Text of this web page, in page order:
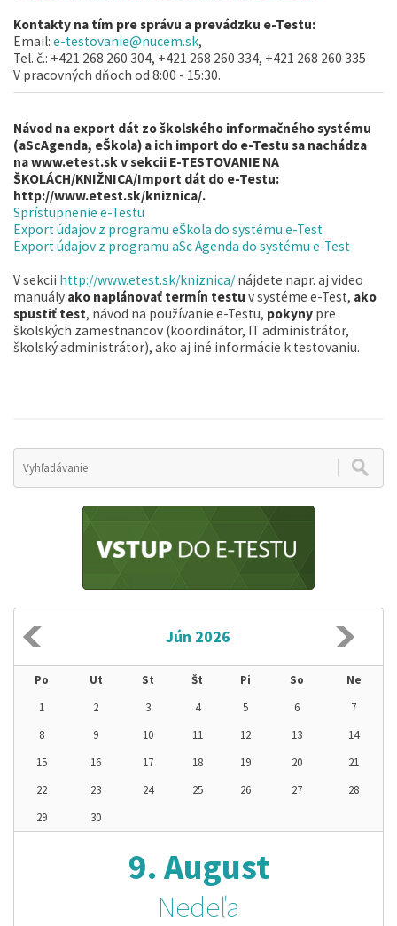
Kontakty na tím pre správu a prevádzku e-Testu:
Email: e-testovanie@nucem.sk,
Tel. č.: +421 268 260 304, +421 268 260 334, +421 268 260 335
V pracovných dňoch od 8:00 - 15:30.
Návod na export dát zo školského informačného systému
(aScAgenda, eŠkola) a ich import do e-Testu sa nachádza
nawww.etest.sk v sekcii E-TESTOVANIE NA
ŠKOLÁCH/KNIŽNICA/Import dát do e-Testu:
http://www.etest.sk/kniznica/.
Sprístupnenie e-Testu
Export údajov z programu eŠkola do systému e-Test
Export údajov z programu aSc Agenda do systému e-Test
V sekcii http://www.etest.sk/kniznica/ nájdete napr. aj video
manuály ako naplánovať termín testu v systéme e-Test, ako
spustiť test, návod na používanie e-Testu, pokyny pre
školských zamestnancov (koordinátor, IT administrátor,
školský administrátor), ako aj iné informácie k testovaniu.
Jún 2026
Po Ut St Št Pi So
Ne
1
2 3 4 5 6
7
8
9 10 11 12 13
14
15
16 17 18 19 20
21
22
23 24 25 26 27
28
29
30
9. August
Nedeľa